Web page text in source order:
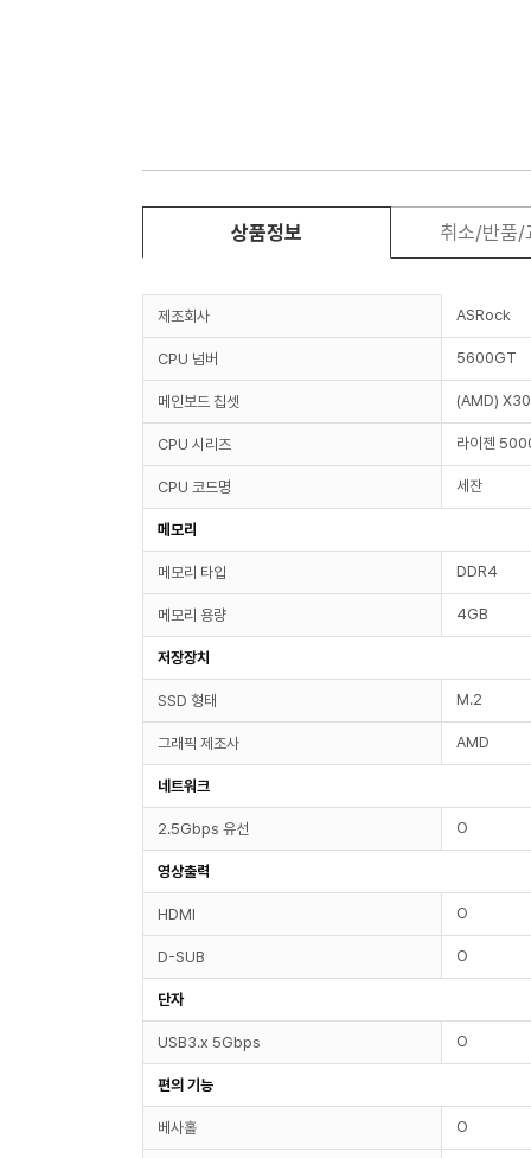
상품정보 취소/반품/
제조회사 ASRock
CPU 넘버 5600GT
메인보드 칩셋 (AMD)
CPU 시리즈 라이젠
CPU 코드명 세잔
메모리
메모리 타입 DDR4
메모리 용량 4GB
저장장치
SSD 형태 M.2
그래픽 제조사 AMD
네트워크
2.5Gbps 유선 O
영상출력
HDMI O
D-SUB O
단자
USB3.x 5Gbps O
편의 기능
베사홀 O